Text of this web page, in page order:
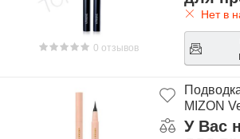
0 отзывов
Нет в
MIZON
У Вас